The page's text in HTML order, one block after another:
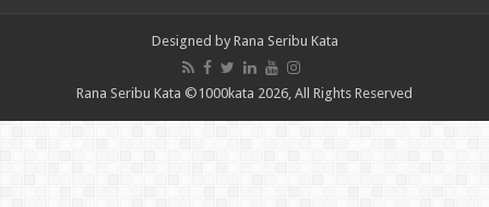
Designed by Rana Seribu Kata
Rana Seribu Kata ©1000kata 2026, All Rights Reserved